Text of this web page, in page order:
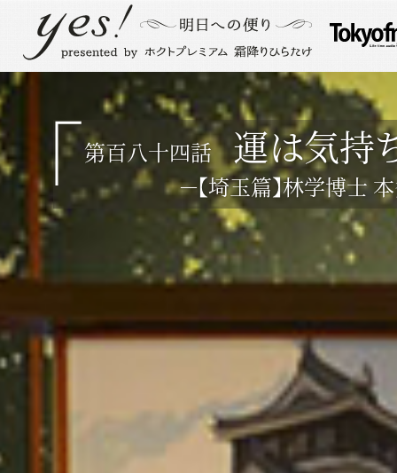
第百八十四話 運は気持
－【埼玉篇】林学博士